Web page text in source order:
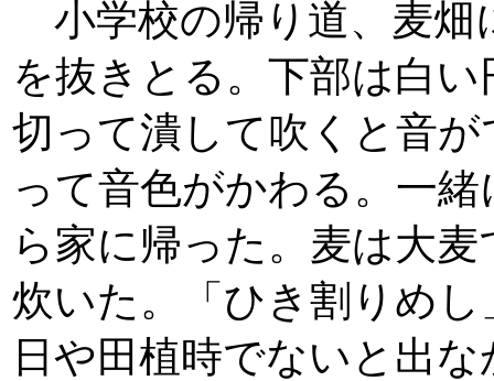
小学校の帰り道、麦畑
を抜きとる。下部は白
切って潰して吹くと音
って音色がかわる。一
ら家に帰った。麦は大
炊いた。「ひき割りめ
日や田植時でないと出